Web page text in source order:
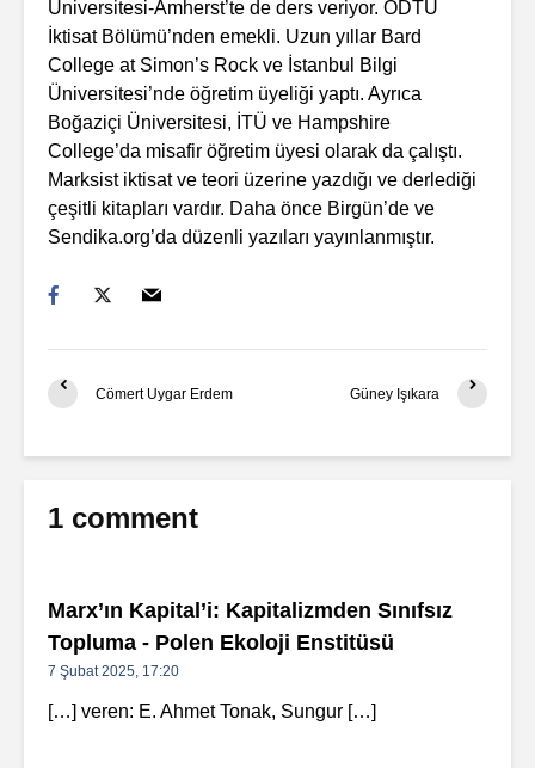
Üniversitesi-Amherst’te de ders veriyor. ODTÜ
İktisat Bölümü’nden emekli. Uzun yıllar Bard
College at Simon’s Rock ve İstanbul Bilgi
Üniversitesi’nde öğretim üyeliği yaptı. Ayrıca
Boğaziçi Üniversitesi, İTÜ ve Hampshire
College’da misafir öğretim üyesi olarak da çalıştı.
Marksist iktisat ve teori üzerine yazdığı ve derlediği
çeşitli kitapları vardır. Daha önce Birgün’de ve
Sendika.org’da düzenli yazıları yayınlanmıştır.
Cömert Uygar Erdem Güney Işıkara
1 comment
Marx’ın Kapital’i: Kapitalizmden Sınıfsız
Topluma - Polen Ekoloji Enstitüsü
7 Şubat 2025, 17:20
[…] veren: E. Ahmet Tonak, Sungur […]